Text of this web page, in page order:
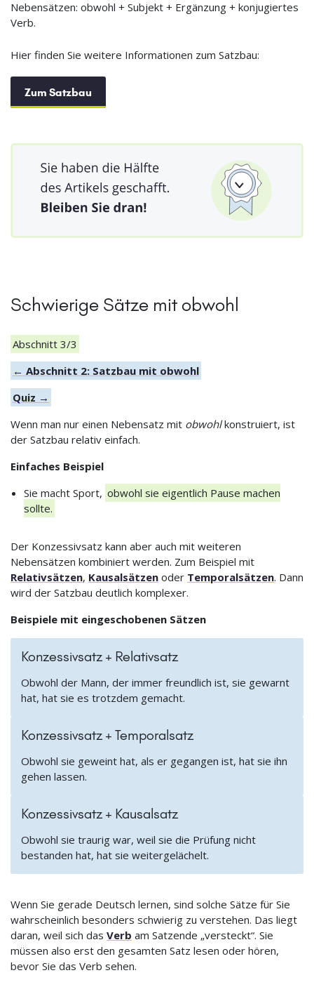
Nebensätzen: obwohl + Subjekt + Ergänzung + konjugiertes
Verb.
Hier finden Sie weitere Informationen zum Satzbau:
Zum Satzbau
Schwierige Sätze mit obwohl
Abschnitt 3/3
← Abschnitt 2: Satzbau mit obwohl
Quiz →
Wenn man nur einen Nebensatz mit obwohlkonstruiert, ist
der Satzbau relativ einfach.
Einfaches Beispiel
Sie macht Sport, obwohl sie eigentlich Pause machen
sollte.
Der Konzessivsatz kann aber auch mit weiteren
Nebensätzen kombiniert werden. Zum Beispiel mit
Relativsätzen, Kausalsätzen oder Temporalsätzen. Dann
wird der Satzbau deutlich komplexer.
Beispiele mit eingeschobenen Sätzen
Konzessivsatz + Relativsatz
Obwohl der Mann, der immer freundlich ist, sie gewarnt
hat, hat sie es trotzdem gemacht.
Konzessivsatz + Temporalsatz
Obwohl sie geweint hat, als er gegangen ist, hat sie ihn
gehen lassen.
Konzessivsatz + Kausalsatz
Obwohl sie traurig war, weil sie die Prüfung nicht
bestanden hat, hat sie weitergelächelt.
Wenn Sie gerade Deutsch lernen, sind solche Sätze für Sie
wahrscheinlich besonders schwierig zu verstehen. Das liegt
daran, weil sich das Verb am Satzende „versteckt“. Sie
müssen also erst den gesamten Satz lesen oder hören,
bevor Sie das Verb sehen.